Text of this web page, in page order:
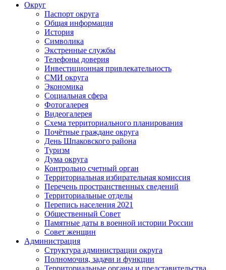
Округ
Паспорт округа
Общая информация
История
Символика
Экстренные службы
Телефоны доверия
Инвестиционная привлекательность
СМИ округа
Экономика
Социальная сфера
Фотогалерея
Видеогалерея
Схема территориального планирования
Почётные граждане округа
День Шпаковского района
Туризм
Дума округа
Контрольно счетный орган
Территориальная избирательная комиссия
Перечень пространственных сведений
Территориальные отделы
Перепись населения 2021
Общественный Совет
Памятные даты в военной истории России
Совет женщин
Администрация
Структура администрации округа
Полномочия, задачи и функции